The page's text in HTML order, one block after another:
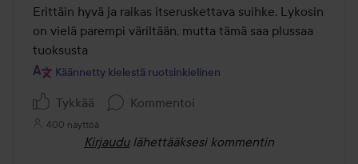
/
5
Erittäin hyvä ja raikas itseruskettava suihke. Lykosin
on vielä parempi väriltään, mutta tämä saa plussaa
Käännetty kielestä ruotsinkielinen
Tykkää Kommentoi
400 näyttöä
Kirjaudu lähettääksesi kommentin